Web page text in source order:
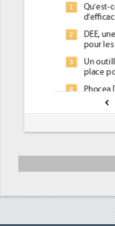
1
Qu'est-
2
DEE,
pour les
3
Un
place
4
Phocea
soutient